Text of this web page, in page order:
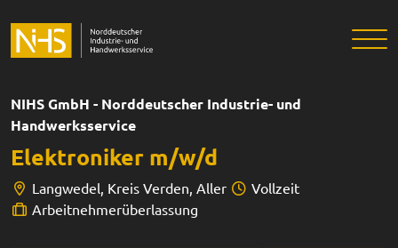
NIHS GmbH - Norddeutscher Industrie- und
Handwerksservice
Elektroniker m/w/d
Langwedel, Kreis Verden, Aller
Vollzeit
Arbeitnehmerüberlassung